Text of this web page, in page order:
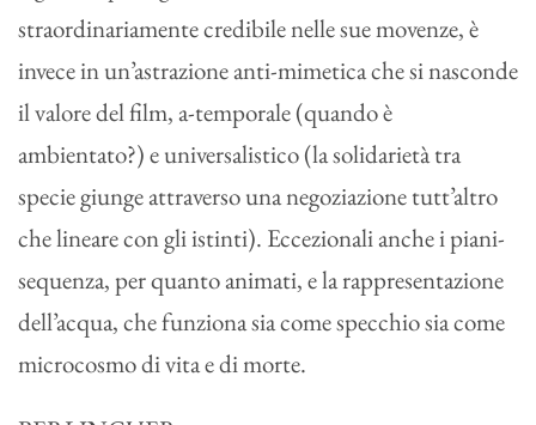
straordinariamente credibile nelle sue movenze, è
invece in un’astrazione anti-mimetica che si nasconde
il valore del film, a-temporale (quando è
ambientato?) e universalistico (la solidarietà tra
specie giunge attraverso una negoziazione tutt’altro
che lineare con gli istinti). Eccezionali anche i piani-
sequenza, per quanto animati, e la rappresentazione
dell’acqua, che funziona sia come specchio sia come
microcosmo di vita e di morte.